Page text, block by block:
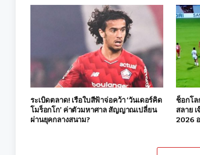
ระเบิดตลาด! เรือใบสีฟ้าจ่อคว้า ‘วันเดอร์คิด
โมร็อกโก’ ค่าตัวมหาศาล สัญญาณเปลี่ยน
ผ่านยุคกลางสนาม?
ช็อกโล
สลาย
2026